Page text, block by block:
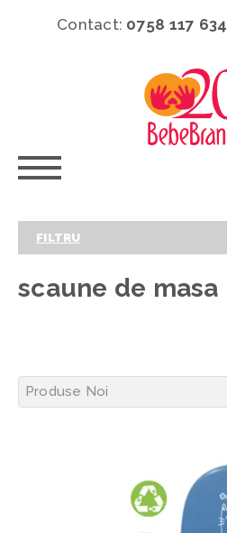
Contact: 0758 117 634
FILTRU
scaune de masa